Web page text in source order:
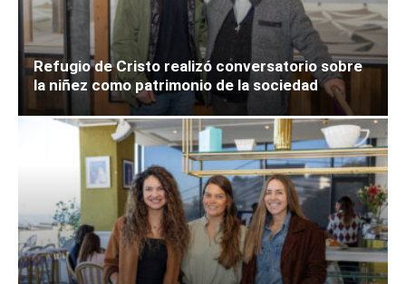
Refugio de Cristo realizó conversatorio sobre
la niñez como patrimonio de la sociedad